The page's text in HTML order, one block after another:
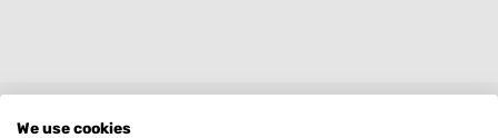
We use cookies